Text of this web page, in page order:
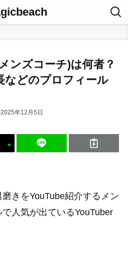
ンズコーチ)は何者？
などのプロフィール
2025年12月5日
磨きをYouTube紹介するメン
人気が出ているYouTuber